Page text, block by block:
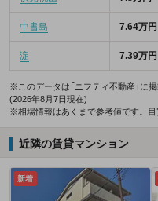
中書島 7.64万円
淀 7.39万円
※このデータは「ニフティ不動産」に
(2026年8月7日現在)
※相場情報はあくまで参考値です。目
近隣の賃貸マンション
新着